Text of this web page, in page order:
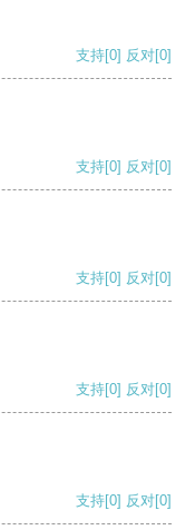
支持[0] 反对[0]
支持[0] 反对[0]
支持[0] 反对[0]
支持[0] 反对[0]
支持[0] 反对[0]